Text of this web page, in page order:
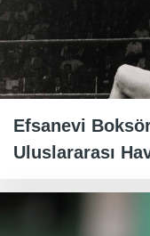
Efsanevi
Uluslararası